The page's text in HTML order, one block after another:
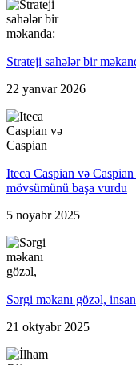
Strateji sahələr bir
22 yanvar 2026
Iteca Caspian və
mövsümünü başa vurdu
5 noyabr 2025
Sərgi məkanı gözəl,
21 oktyabr 2025